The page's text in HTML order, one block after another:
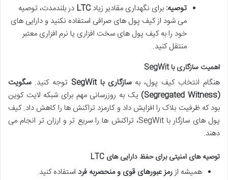
توصیه: برای نگهداری مقادیر زیادLTC در بلندمدت، توصیه
می شود از کیف پول های صرافی استفاده نکنید و دارایی های
خود را به کیف پول های سخت افزاری یا نرم افزاری معتبر
منتقل کنید.
اهمیت سازگاری با SegWit
هنگام انتخاب کیف پول، بهسازگاری با SegWit توجه کنید.سگویت
(Segregated Witness)
یک به روزرسانی مهم برای شبکه لایت کوین
بود که ظرفیت بلاک را افزایش داد و کارمزد تراکنش ها را کاهش داد. کیف
پول های سازگار با SegWit، تراکنش ها را سریع تر و ارزان تر انجام می
دهند.
توصیه های امنیتی برای حفظ دارایی های LTC
همیشه ازرمز عبورهای قوی و منحصربه فرد استفاده کنید.